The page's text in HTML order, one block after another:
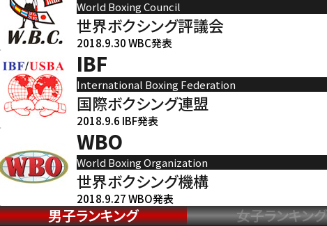
World Boxing Council
世界ボクシング評議会
2018.9.30 WBC発表
IBF
International Boxing Federation
国際ボクシング連盟
2018.9.6 IBF発表
WBO
World Boxing Organization
世界ボクシング機構
2018.9.27 WBO発表
男子ランキング 女子ランキング